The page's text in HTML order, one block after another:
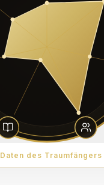
Daten des Traumfängers